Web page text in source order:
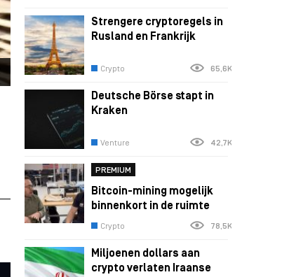
Strengere cryptoregels in
Rusland en Frankrijk
Crypto 65,6K
Deutsche Börse stapt in
Kraken
Venture 42,7K
PREMIUM
Bitcoin-mining mogelijk
binnenkort in de ruimte
Crypto 78,5K
Miljoenen dollars aan
crypto verlaten Iraanse